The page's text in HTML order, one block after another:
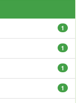
1
1
1
1